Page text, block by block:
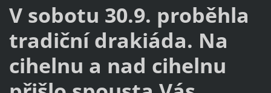
V sobotu 30.9. proběhla
tradiční drakiáda. Na
cihelnu a nad cihelnu